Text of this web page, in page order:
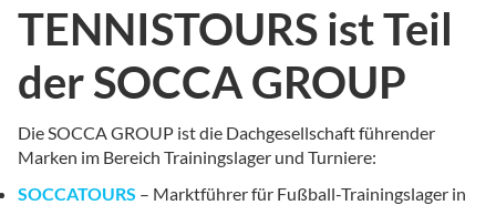
TENNISTOURS ist Teil
der SOCCA GROUP
Die SOCCA GROUP ist die Dachgesellschaft führender
Marken im Bereich Trainingslager und Turniere:
SOCCATOURS – Marktführer für Fußball-Trainingslager in